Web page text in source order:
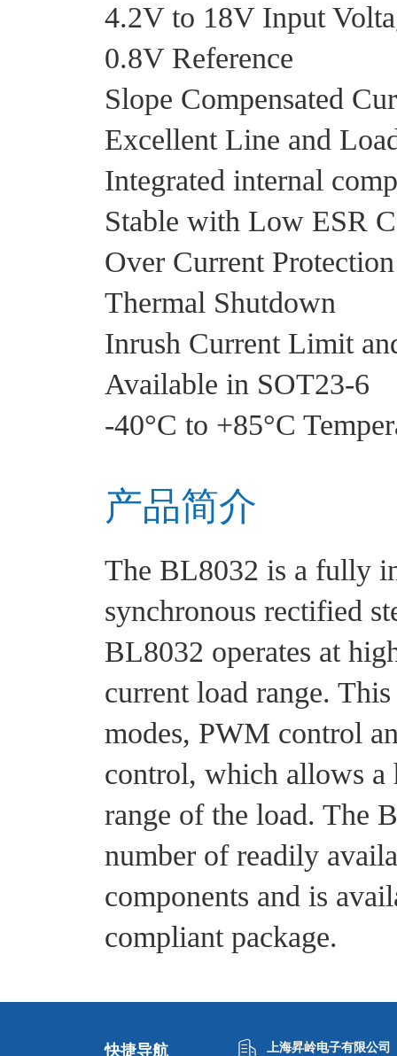
4.2V to 18V Input
0.8V Reference
Slope Compensated
Excellent Line and
Integrated internal
Stable with Low ESR
Over Current
Thermal Shutdown
Inrush Current Limit
Available in SOT23-6
-40°C to +85°C
产品简介
The BL8032 is a fully
synchronous rectified
BL8032 operates at
current load range.
modes, PWM control
control, which allows
range of the load. The
number of readily
components and is
compliant package.
快捷导航 上海昇岭电子有限公司